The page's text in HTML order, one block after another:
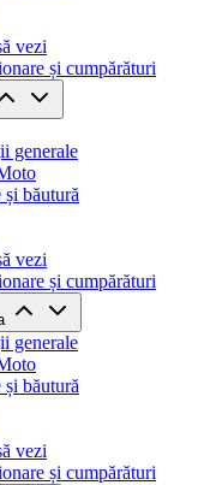
vezi
și cumpărături
generale
și băutură
vezi
și cumpărături
generale
și băutură
vezi
și cumpărături